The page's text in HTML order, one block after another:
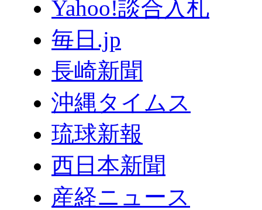
Yahoo!談合入札
毎日.jp
長崎新聞
沖縄タイムス
琉球新報
西日本新聞
産経ニュース